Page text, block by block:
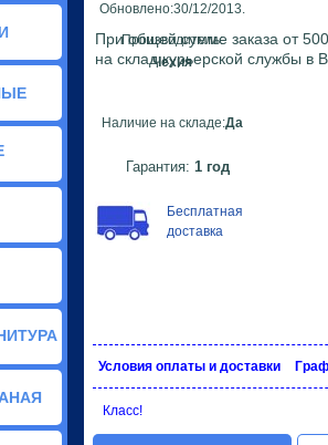
Обновлено:30/12/2013.
Производитель:
Чехия
Наличие на складе:Да
Гарантия: 1 год
Бесплатная
доставка
При общей сумме заказа от
на склад курьерской службы в
Условия оплаты и доставки
Класс!